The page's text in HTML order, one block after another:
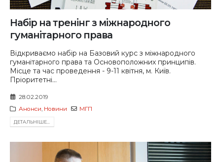
Набір на тренінг з міжнародного
гуманітарного права
Відкриваємо набір на Базовий курс з міжнародного
гуманітарного права та Основоположних принципів.
Місце та час проведення - 9-11 квітня, м. Київ.
Пріоритетні...
28.02.2019
Анонси, Новини МГП
ДЕТАЛЬНIШЕ...